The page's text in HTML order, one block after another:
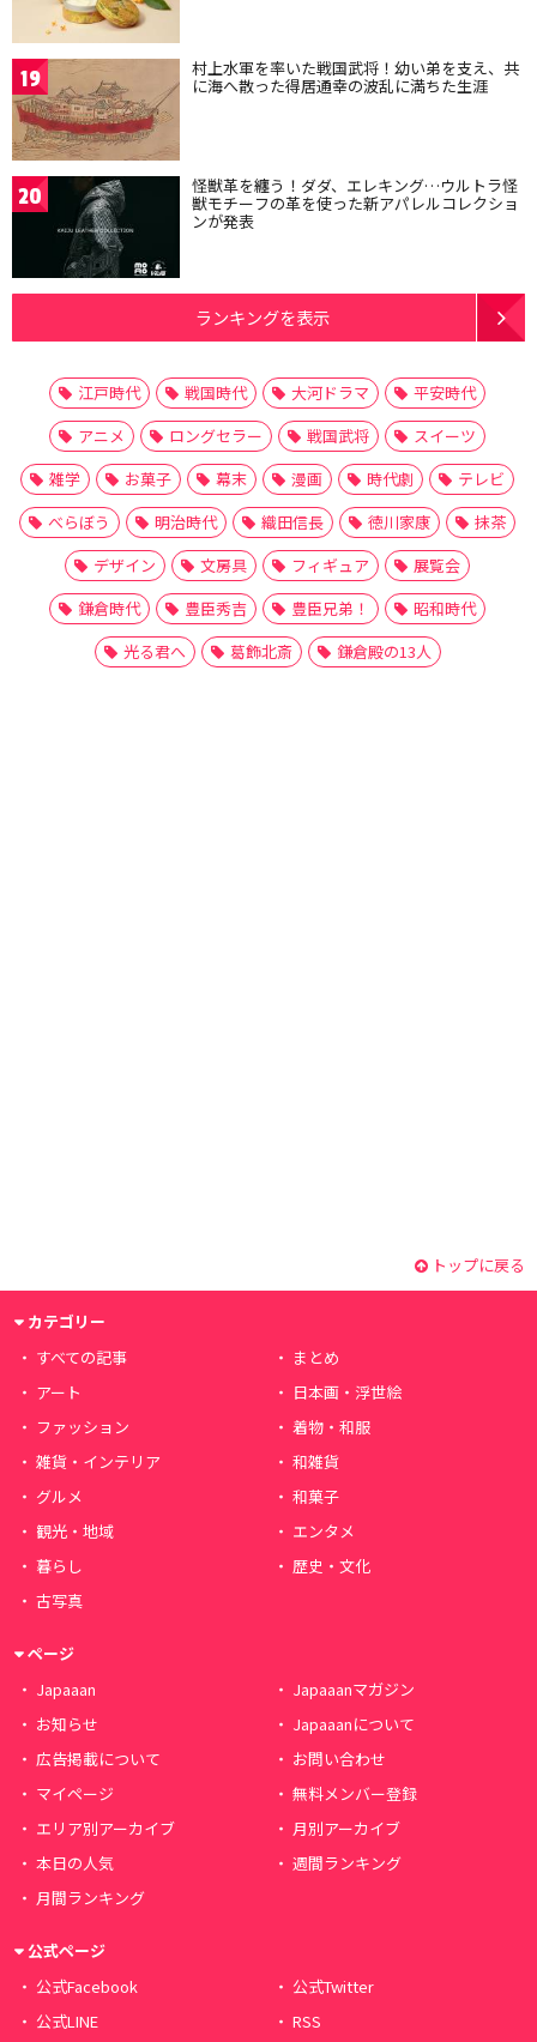
19 村上水軍を率いた戦国武将！幼い弟を支え、共
に海へ散った得居通幸の波乱に満ちた生涯
20 怪獣革を纏う！ダダ、エレキング…ウルトラ怪
獣モチーフの革を使った新アパレルコレクショ
ンが発表
ランキングを表示
江戸時代 戦国時代 大河ドラマ
平安時代
アニメ
ロングセラー 戦国武将
スイーツ
雑学
お菓子 幕末 漫画 時代劇
テレビ
べらぼう
明治時代 織田信長 徳川家康
抹茶
デザイン
文房具 フィギュア
展覧会
鎌倉時代
豊臣秀吉 豊臣兄弟！
昭和時代
光る君へ
葛飾北斎 鎌倉殿の13人
トップに戻る
カテゴリー
すべての記事
まとめ
アート
日本画・浮世絵
ファッション
着物・和服
雑貨・インテリア
和雑貨
グルメ
和菓子
観光・地域
エンタメ
暮らし
歴史・文化
古写真
ページ
Japaaan
Japaaanマガジン
お知らせ
Japaaanについて
広告掲載について
お問い合わせ
マイページ
無料メンバー登録
エリア別アーカイブ
月別アーカイブ
本日の人気
週間ランキング
月間ランキング
公式ページ
公式Facebook
公式Twitter
公式LINE
RSS